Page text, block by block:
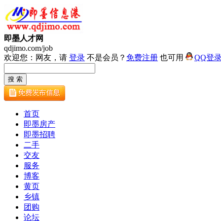
即墨人才网
qdjimo.com/job
欢迎您：网友，请 登录 不是会员？ 免费注册 也可用 QQ登
首页
即墨房产
即墨招聘
二手
交友
服务
博客
黄页
乡镇
团购
论坛